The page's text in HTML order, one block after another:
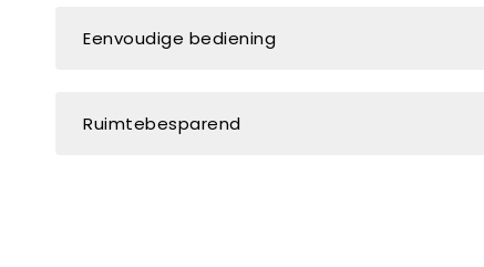
Eenvoudige bediening
Ruimtebesparend